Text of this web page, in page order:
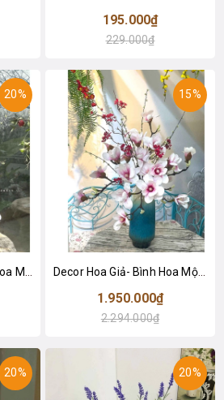
195.000₫
229.000₫
20% 15%
Decor Hoa Giả- Bình Hoa Mộc Lan Để Bàn Đẹp- CC1019
1.950.000₫
2.294.000₫
20% 20%